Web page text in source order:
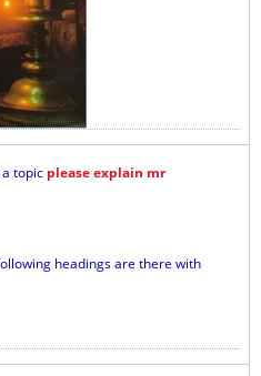
topic please explain mr
headings are there with